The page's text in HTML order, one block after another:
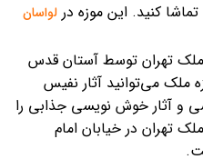
کنید. این موزه در لواسان
تهران توسط آستان قدس
ملک می‌توانید آثار نفیس
و آثار خوش نویسی جذابی را
تهران در خیابان امام